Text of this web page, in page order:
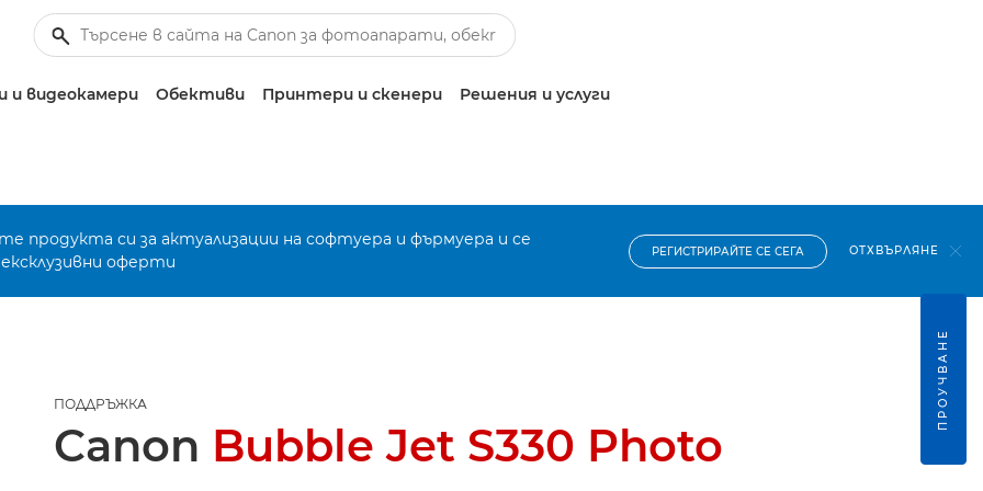
видеокамери Обективи Принтери и скенери Решения и услуги
продукта си за актуализации на софтуера и фърмуера и се
оферти
РЕГИСТРИРАЙТЕ СЕ СЕГА ОТХВЪРЛЯНЕ
ПОДДРЪЖКА
Canon Bubble Jet S330 Photo
ПРОУЧВАНЕ